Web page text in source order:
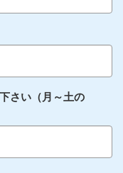
さい（月～土の